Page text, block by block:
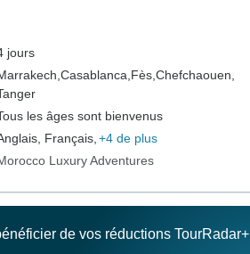
jours
Casablanca, Fès, Chefchaouen,
les âges sont bienvenus
Français, +4 de plus
Luxury Adventures
de vos réductions TourRadar+